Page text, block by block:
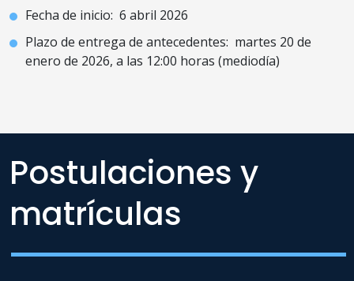
Fecha de inicio: 6 abril 2026
Plazo de entrega de antecedentes: martes 20 de
enero de 2026, a las 12:00 horas (mediodía)
Postulaciones y
matrículas